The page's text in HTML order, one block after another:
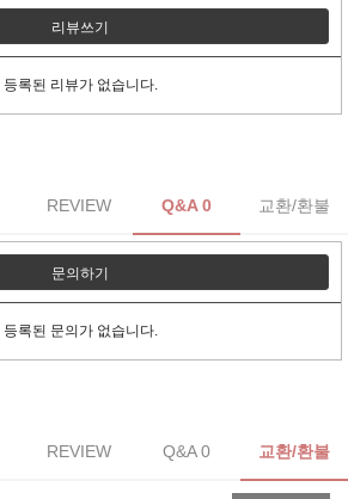
리뷰쓰기
등록된 리뷰가 없습니다.
REVIEW Q&A 0 교환/환불
문의하기
등록된 문의가 없습니다.
REVIEW Q&A 0 교환/환불